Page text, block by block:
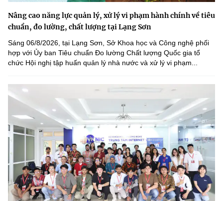
Nâng cao năng lực quản lý, xử lý vi phạm hành chính về tiêu
chuẩn, đo lường, chất lượng tại Lạng Sơn
Sáng 06/8/2026, tại Lạng Sơn, Sở Khoa học và Công nghệ phối
hợp với Ủy ban Tiêu chuẩn Đo lường Chất lượng Quốc gia tổ
chức Hội nghị tập huấn quản lý nhà nước và xử lý vi phạm...